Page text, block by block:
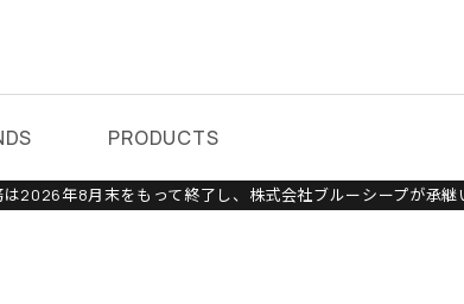
PRODUCTS
2026年8月末をもって終了し、株式会社ブルーシープが承継